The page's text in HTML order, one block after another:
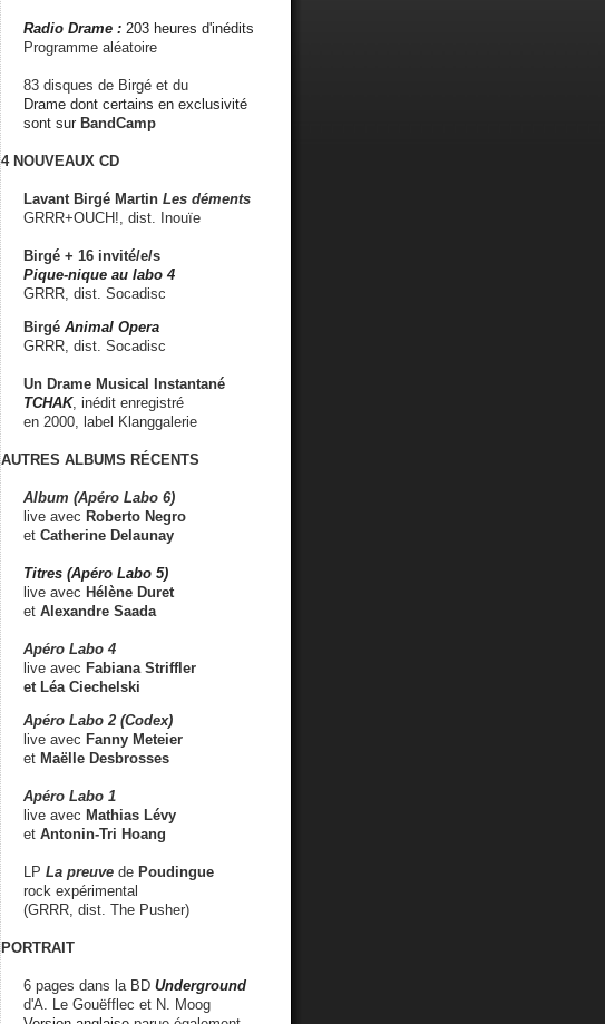
Radio Drame : 203 heures d'inédits
Programme aléatoire
83 disques de Birgé et du
Drame dont certains en exclusivité
sont sur BandCamp
4 NOUVEAUX CD
Lavant Birgé Martin Les déments
GRRR+OUCH!, dist. Inouïe
Birgé + 16 invité/e/s
Pique-nique au labo 4
GRRR, dist. Socadisc
Birgé Animal Opera
GRRR, dist. Socadisc
Un Drame Musical Instantané
TCHAK, inédit enregistré
en 2000, label Klanggalerie
AUTRES ALBUMS RÉCENTS
Album (Apéro Labo 6)
live avec Roberto Negro
et Catherine Delaunay
Titres (Apéro Labo 5)
live avec Hélène Duret
et Alexandre Saada
Apéro Labo 4
live avec Fabiana Striffler
et Léa Ciechelski
Apéro Labo 2 (Codex)
live avec Fanny Meteier
et Maëlle Desbrosses
Apéro Labo 1
live avec Mathias Lévy
et Antonin-Tri Hoang
LP La preuve de Poudingue
rock expérimental
(GRRR, dist. The Pusher)
PORTRAIT
6 pages dans la BD Underground
d'A. Le Gouëfflec et N. Moog